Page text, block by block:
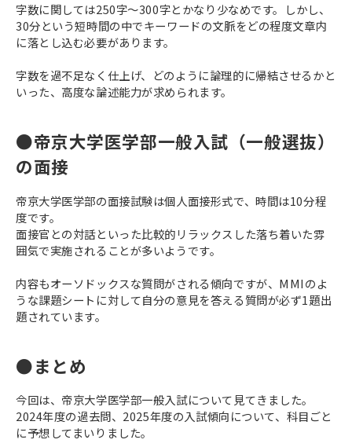
字数に関しては250字～300字とかなり少なめです。しかし、
30分という短時間の中でキーワードの文脈をどの程度文章内
に落とし込む必要があります。
字数を過不足なく仕上げ、どのように論理的に帰結させるかと
いった、高度な論述能力が求められます。
●帝京大学医学部一般入試（一般選抜）
の面接
帝京大学医学部の面接試験は個人面接形式で、時間は10分程
度です。
面接官との対話といった比較的リラックスした落ち着いた雰
囲気で実施されることが多いようです。
内容もオーソドックスな質問がされる傾向ですが、MMIのよ
うな課題シートに対して自分の意見を答える質問が必ず1題出
題されています。
●まとめ
今回は、帝京大学医学部一般入試について見てきました。
2024年度の過去問、2025年度の入試傾向について、科目ごと
に予想してまいりました。